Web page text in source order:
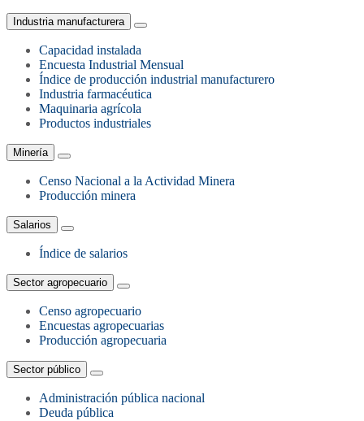
Industria manufacturera
Capacidad instalada
Encuesta Industrial Mensual
Índice de producción industrial manufacturero
Industria farmacéutica
Maquinaria agrícola
Productos industriales
Minería
Censo Nacional a la Actividad Minera
Producción minera
Salarios
Índice de salarios
Sector agropecuario
Censo agropecuario
Encuestas agropecuarias
Producción agropecuaria
Sector público
Administración pública nacional
Deuda pública